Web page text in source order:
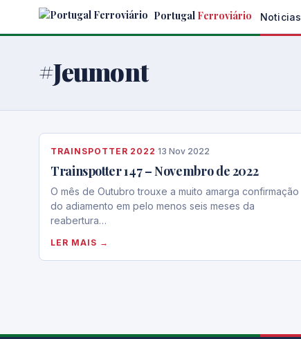
Portugal Ferroviário Noticias
#Jeumont
TRAINSPOTTER 2022 ·13 Nov 2022
Trainspotter 147 – Novembro de 2022
O mês de Outubro trouxe a muito amarga confirmação
do adiamento em pelo menos seis meses da
reabertura…
LER MAIS →